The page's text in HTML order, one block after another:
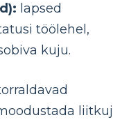
lapsed
töölehel,
kuju.